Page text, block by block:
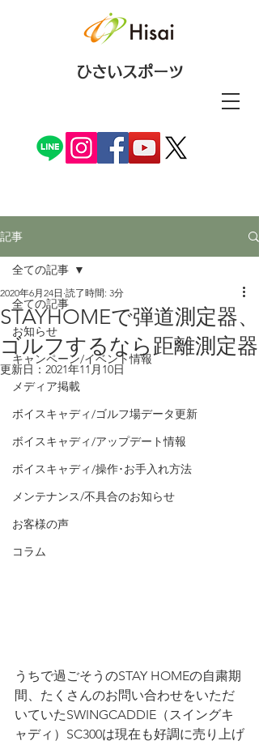
ひさいスポーツ
記事
全ての記事
お知らせ
キャンペーン/イベント情報
メディア掲載
ボイスキャディ/ゴルフ場データ更新
ボイスキャディ/アップデート情報
ボイスキャディ/操作･お手入れ方法
メンテナンス/不具合のお知らせ
お客様の声
コラム
全ての記事
STAYHOMEで弾道測定器、
ゴルフするなら距離測定器
2020年6月24日 読了時間: 3分
更新日： 2021年11月10日
うちで過ごそうのSTAY HOMEの自粛期
間、たくさんのお問い合わせをいただ
いていたSWINGCADDIE（スイングキ
ャディ）SC300は現在も好調に売り上げ